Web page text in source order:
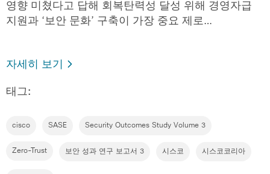
영향 미쳤다고 답해 회복탄력성 달성 위해 경영자급
지원과 ‘보안 문화’ 구축이 가장 중요 제로…
자세히 보기
태그:
cisco SASE Security Outcomes Study Volume 3
Zero-Trust 보안 성과 연구 보고서 3 시스코 시스코코리아